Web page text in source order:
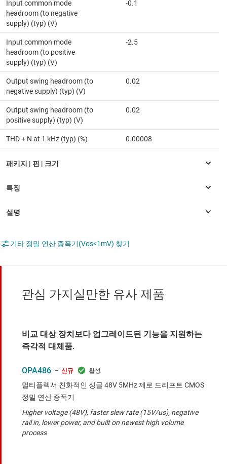
Input common mode
headroom (to negative
supply) (typ) (V)
-0.1
Input common mode
headroom (to positive
supply) (typ) (V)
-2.5
Output swing headroom (to
negative supply) (typ) (V)
0.02
Output swing headroom (to
positive supply) (typ) (V)
0.02
THD + N at 1 kHz (typ) (%) 0.00008
기타 정밀 연산 증폭기(Vos<1mV) 찾기
관심 가지실만한 유사 제품
비교 대상 장치보다 업그레이드된 기능을 지원하는
즉각적 대체품.
신규
OPA486
멀티플렉서 친화적인 싱글 48V 5MHz 제로 드리프트 CMOS
정밀 연산 증폭기
Higher voltage (48V), faster slew rate (15V/us), negative
rail in, lower power, and built on newest high volume
process